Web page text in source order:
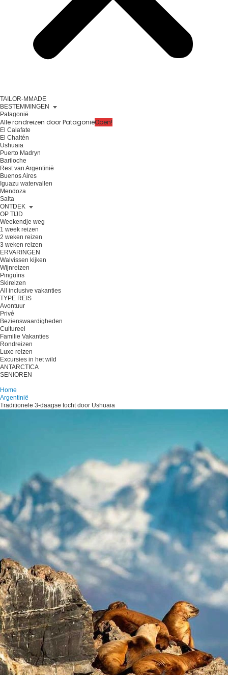
TAILOR-MMADE
BESTEMMINGEN
Patagonië
Alle rondreizen door PatagoniëOpen!
El Calafate
El Chaltén
Ushuaia
Puerto Madryn
Bariloche
Rest van Argentinië
Buenos Aires
Iguazu watervallen
Mendoza
Salta
ONTDEK
OP TIJD
Weekendje weg
1 week reizen
2 weken reizen
3 weken reizen
ERVARINGEN
Walvissen kijken
Wijnreizen
Pinguïns
Skireizen
All inclusive vakanties
TYPE REIS
Avontuur
Privé
Bezienswaardigheden
Cultureel
Familie Vakanties
Rondreizen
Luxe reizen
Excursies in het wild
ANTARCTICA
SENIOREN
Home
Argentinië
Traditionele 3-daagse tocht door Ushuaia